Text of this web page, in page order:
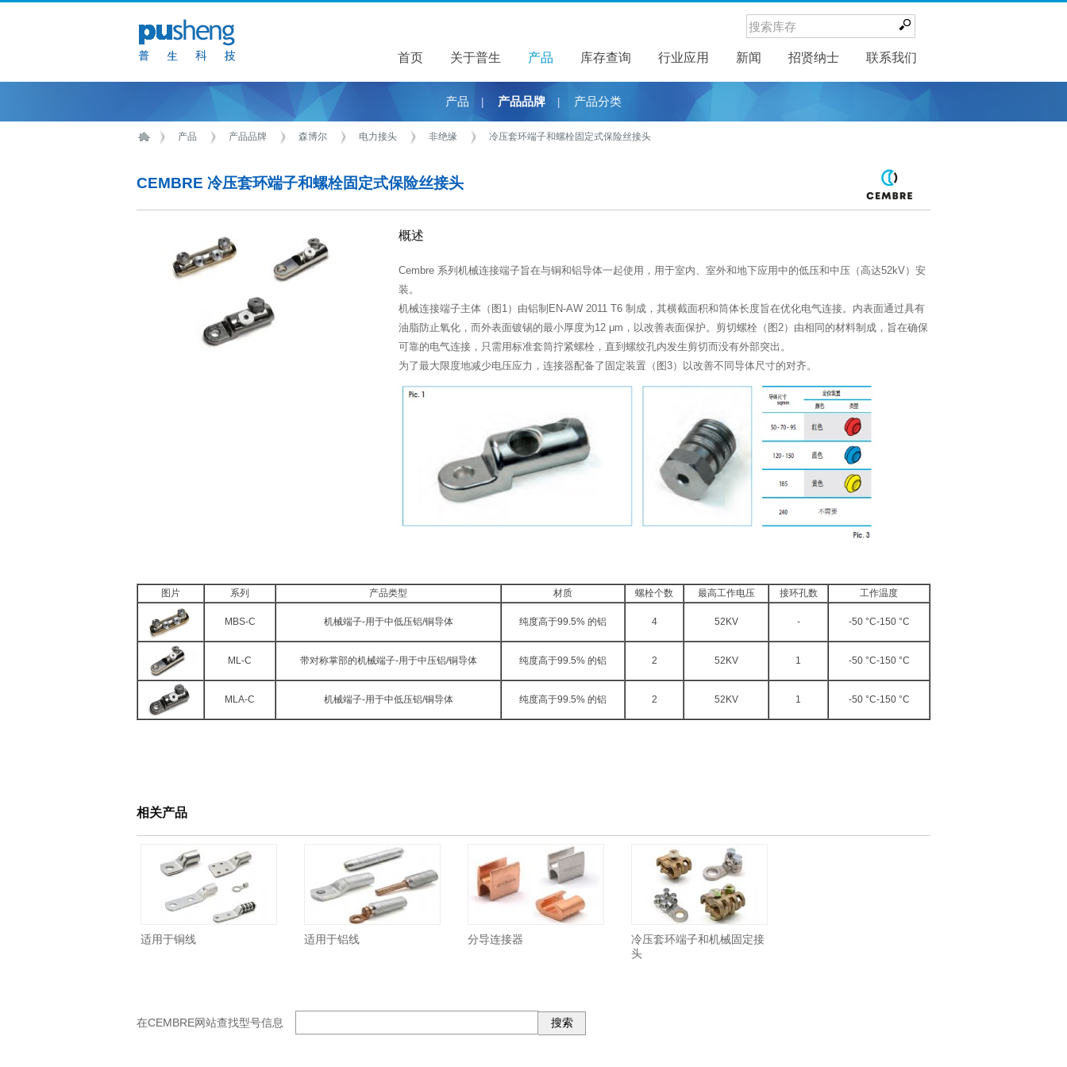
首页 关于普生
关于普生 产品
产品 库存查询 行业应用 新闻
新闻 招贤纳士 联系我们
产品 产品品牌 产品分类
产品 产品品牌 森博尔 电力接头 非绝缘 冷压套环端子和螺栓固定式保险丝接头
CEMBRE 冷压套环端子和螺栓固定式保险丝接头
概述
Cembre 系列机械连接端子旨在与铜和铝导体一起使用，用于室内、室外和地下应用中的低压和中压（高达52kV）安
装。
机械连接端子主体（图1）由铝制EN-AW 2011 T6 制成，其横截面积和筒体长度旨在优化电气连接。内表面通过具有
油脂防止氧化，而外表面镀锡的最小厚度为12 μm，以改善表面保护。剪切螺栓（图2）由相同的材料制成，旨在确保
可靠的电气连接，只需用标准套筒拧紧螺栓，直到螺纹孔内发生剪切而没有外部突出。
为了最大限度地减少电压应力，连接器配备了固定装置（图3）以改善不同导体尺寸的对齐。
图片 系列 产品类型 材质 螺栓个数 最高工作电压 接环孔数 工作温度
MBS-C 机械端子-用于中低压铝/铜导体 纯度高于99.5% 的铝 4 52KV - -50 °C-150 °C
ML-C 带对称掌部的机械端子-用于中压铝/铜导体 纯度高于99.5% 的铝 2 52KV 1 -50 °C-150 °C
MLA-C 机械端子-用于中低压铝/铜导体 纯度高于99.5% 的铝 2 52KV 1 -50 °C-150 °C
相关产品
适用于铜线 适用于铝线 分导连接器
冷压套环端子和机械固定接
头
在CEMBRE网站查找型号信息 搜索